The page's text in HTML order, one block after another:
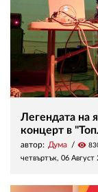
Легендата на
концерт в
автор: Дума visibility
четвъртък, 06 Август